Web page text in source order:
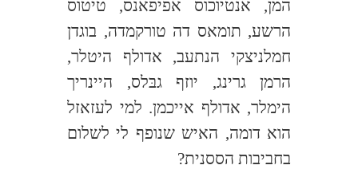
המן, אנטיוכוס אפיפאנס, טיטוס
הרשע, תומאס דה טורקמדה, בוגדן
חמלניצקי הנתעב, אדולף היטלר,
הרמן גרינג, יוזף גבּלס, היינריך
הימלר, אדולף אייכמן. למי לעזאזל
הוא דומה, האיש שנופף לי לשלום
בחביבות הססנית?